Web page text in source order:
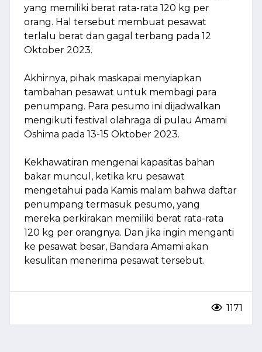
yang memiliki berat rata-rata 120 kg per
orang. Hal tersebut membuat pesawat
terlalu berat dan gagal terbang pada 12
Oktober 2023.
Akhirnya, pihak maskapai menyiapkan
tambahan pesawat untuk membagi para
penumpang. Para pesumo ini dijadwalkan
mengikuti festival olahraga di pulau Amami
Oshima pada 13-15 Oktober 2023.
Kekhawatiran mengenai kapasitas bahan
bakar muncul, ketika kru pesawat
mengetahui pada Kamis malam bahwa daftar
penumpang termasuk pesumo, yang
mereka perkirakan memiliki berat rata-rata
120 kg per orangnya. Dan jika ingin menganti
ke pesawat besar, Bandara Amami akan
kesulitan menerima pesawat tersebut.
1171